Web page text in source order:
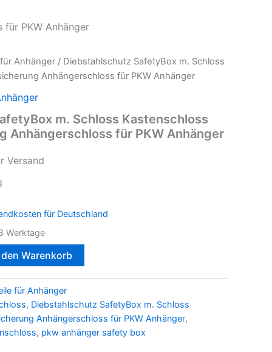
für PKW Anhänger
Anhänger / Diebstahlschutz SafetyBox m. Schloss
Anhängerschloss für PKW Anhänger
m. Schloss Kastenschloss
Anhängerschloss für PKW Anhänger
Versand
für Deutschland
Werktage
den Warenkorb
für Anhänger
, Diebstahlschutz SafetyBox m. Schloss
Anhängerschloss für PKW Anhänger,
, pkw anhänger safety box